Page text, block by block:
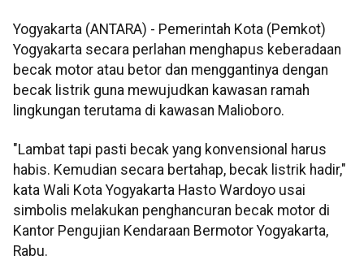
Yogyakarta (ANTARA) - Pemerintah Kota (Pemkot)
Yogyakarta secara perlahan menghapus keberadaan
becak motor atau betor dan menggantinya dengan
becak listrik guna mewujudkan kawasan ramah
lingkungan terutama di kawasan Malioboro.
"Lambat tapi pasti becak yang konvensional harus
habis. Kemudian secara bertahap, becak listrik hadir,"
kata Wali Kota Yogyakarta Hasto Wardoyo usai
simbolis melakukan penghancuran becak motor di
Kantor Pengujian Kendaraan Bermotor Yogyakarta,
Rabu.